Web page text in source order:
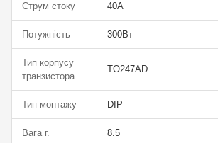
Струм стоку 40А
Потужність 300Вт
Тип корпусу
транзистора
TO247AD
Тип монтажу DIP
Вага г. 8.5